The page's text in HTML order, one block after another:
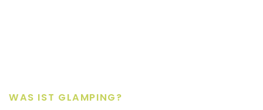
WAS IST GLAMPING?